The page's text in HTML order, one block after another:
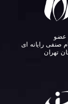
عضو
صنفی رایانه ای
تهران